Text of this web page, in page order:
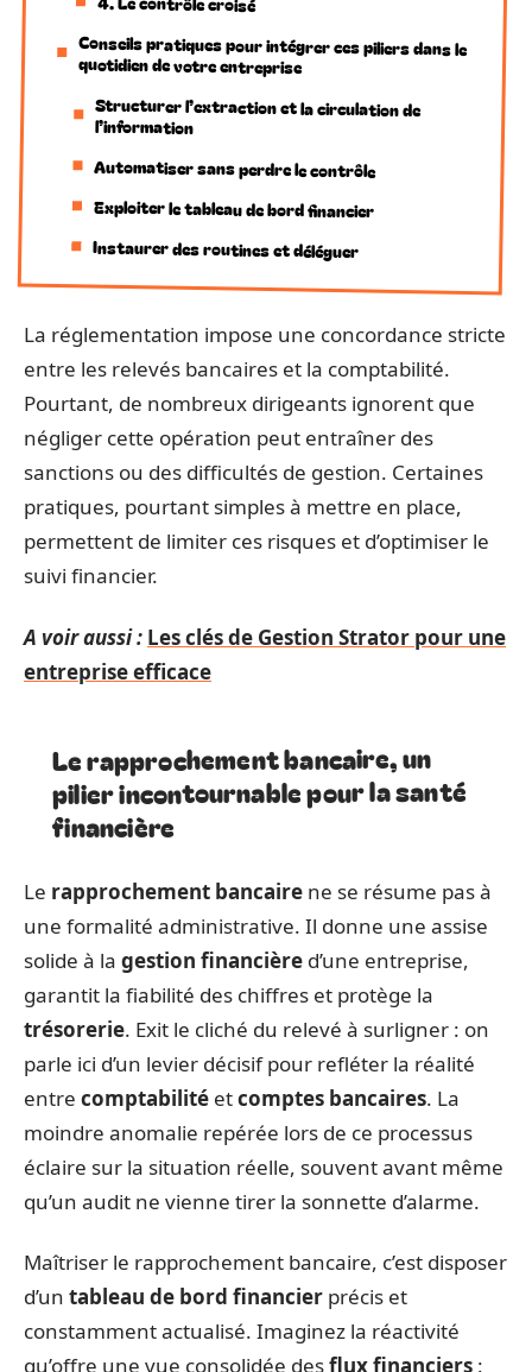
Conseils pratiques pour intégrer ces piliers dans le
quotidien de votre entreprise
Structurer l’extraction et la circulation de
l’information
Automatiser sans perdre le contrôle
Exploiter le tableau de bord financier
Instaurer des routines et déléguer
La réglementation impose une concordance stricte
entre les relevés bancaires et la comptabilité.
Pourtant, de nombreux dirigeants ignorent que
négliger cette opération peut entraîner des
sanctions ou des difficultés de gestion. Certaines
pratiques, pourtant simples à mettre en place,
permettent de limiter ces risques et d’optimiser le
suivi financier.
A voir aussi : Les clés de Gestion Strator pour une
entreprise efficace
Le rapprochement bancaire, un
pilier incontournable pour la santé
financière
Le rapprochement bancaire ne se résume pas à
une formalité administrative. Il donne une assise
solide à la gestion financière d’une entreprise,
garantit la fiabilité des chiffres et protège la
trésorerie. Exit le cliché du relevé à surligner : on
parle ici d’un levier décisif pour refléter la réalité
entre comptabilité etcomptes bancaires. La
moindre anomalie repérée lors de ce processus
éclaire sur la situation réelle, souvent avant même
qu’un audit ne vienne tirer la sonnette d’alarme.
Maîtriser le rapprochement bancaire, c’est disposer
d’un tableau de bord financier précis et
constamment actualisé. Imaginez la réactivité
qu’offre une vue consolidée desflux financiers :